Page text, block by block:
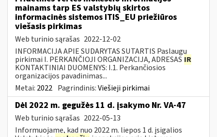
mainams tarp ES valstybių skirtos
informacinės sistemos ITIS_EU priežiūros
viešasis pirkimas
Web turinio sąrašas 2022-12-02
INFORMACIJA APIE SUDARYTAS SUTARTIS Paslaugų
pirkimai I. PERKANČIOJI ORGANIZACIJA, ADRESAS IR
KONTAKTINIAI DUOMENYS: I.1. Perkančiosios
organizacijos pavadinimas...
Metai: 2022 Pagrindinis:Viešieji pirkimai
Dėl 2022 m. gegužės 11 d. įsakymo Nr. VA-47
Web turinio sąrašas 2022-05-13
Informuojame, kad nuo 2022 m. liepos 1 d. įsigalios